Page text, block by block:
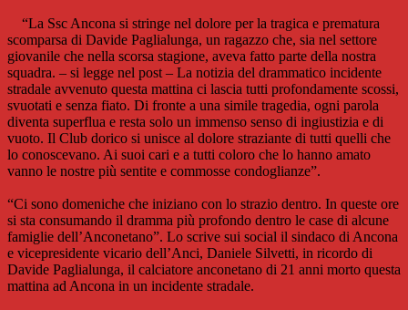
“La Ssc Ancona si stringe nel dolore per la tragica e prematura
scomparsa di Davide Paglialunga, un ragazzo che, sia nel settore
giovanile che nella scorsa stagione, aveva fatto parte della nostra
squadra. – si legge nel post – La notizia del drammatico incidente
stradale avvenuto questa mattina ci lascia tutti profondamente scossi,
svuotati e senza fiato. Di fronte a una simile tragedia, ogni parola
diventa superflua e resta solo un immenso senso di ingiustizia e di
vuoto. Il Club dorico si unisce al dolore straziante di tutti quelli che
lo conoscevano. Ai suoi cari e a tutti coloro che lo hanno amato
vanno le nostre più sentite e commosse condoglianze”.
“Ci sono domeniche che iniziano con lo strazio dentro. In queste ore
si sta consumando il dramma più profondo dentro le case di alcune
famiglie dell’Anconetano”. Lo scrive sui social il sindaco di Ancona
e vicepresidente vicario dell’Anci, Daniele Silvetti, in ricordo di
Davide Paglialunga, il calciatore anconetano di 21 anni morto questa
mattina ad Ancona in un incidente stradale.